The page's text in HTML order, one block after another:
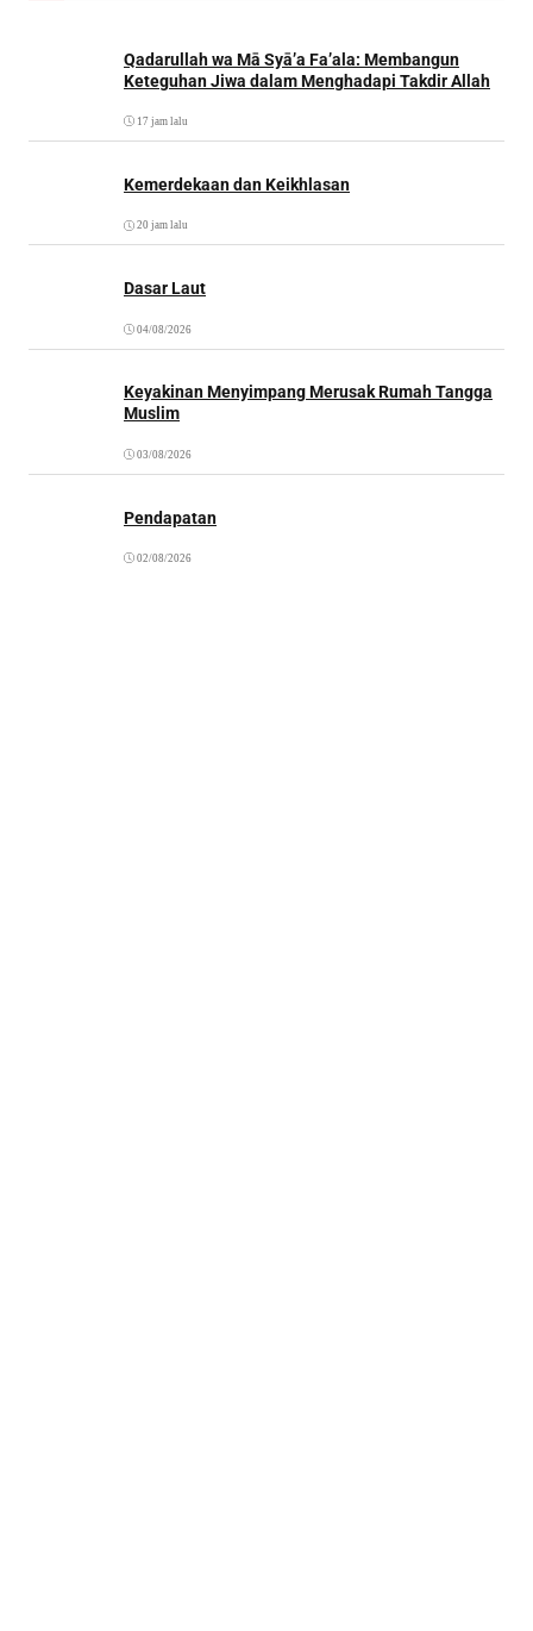
Qadarullah wa Mā Syā’a Fa’ala: Membangun
Keteguhan Jiwa dalam Menghadapi Takdir Allah
17 jam lalu
Kemerdekaan dan Keikhlasan
20 jam lalu
Dasar Laut
04/08/2026
Keyakinan Menyimpang Merusak Rumah Tangga
Muslim
03/08/2026
Pendapatan
02/08/2026